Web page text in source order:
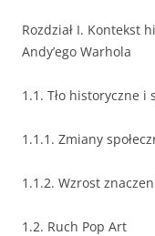
Rozdział I. Kontekst
Andy’ego Warhola
1.1. Tło historyczne i
1.1.1. Zmiany
1.1.2. Wzrost
1.2. Ruch Pop Art